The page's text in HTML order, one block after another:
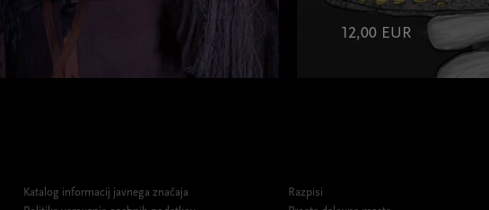
12,00 EUR
Katalog informacij javnega značaja
Razpisi